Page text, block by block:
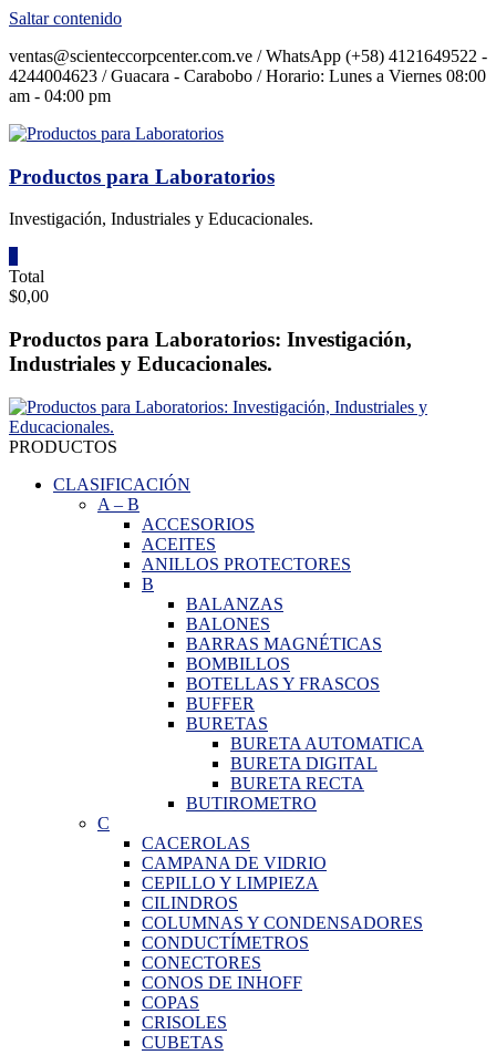
Saltar contenido
ventas@scienteccorpcenter.com.ve / WhatsApp (+58) 4121649522 -
4244004623 / Guacara - Carabobo / Horario: Lunes a Viernes 08:00
am - 04:00 pm
Productos para Laboratorios
Investigación, Industriales y Educacionales.
Total
$0,00
Productos para Laboratorios: Investigación,
Industriales y Educacionales.
PRODUCTOS
CLASIFICACIÓN
A – B
ACCESORIOS
ACEITES
ANILLOS PROTECTORES
B
BALANZAS
BALONES
BARRAS MAGNÉTICAS
BOMBILLOS
BOTELLAS Y FRASCOS
BUFFER
BURETAS
BURETA AUTOMATICA
BURETA DIGITAL
BURETA RECTA
BUTIROMETRO
C
CACEROLAS
CAMPANA DE VIDRIO
CEPILLO Y LIMPIEZA
CILINDROS
COLUMNAS Y CONDENSADORES
CONDUCTÍMETROS
CONECTORES
CONOS DE INHOFF
COPAS
CRISOLES
CUBETAS